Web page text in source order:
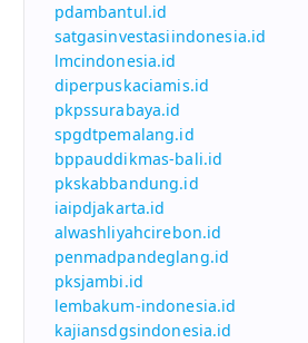
pdambantul.id
satgasinvestasiindonesia.id
lmcindonesia.id
diperpuskaciamis.id
pkpssurabaya.id
spgdtpemalang.id
bppauddikmas-bali.id
pkskabbandung.id
iaipdjakarta.id
alwashliyahcirebon.id
penmadpandeglang.id
pksjambi.id
lembakum-indonesia.id
kajiansdgsindonesia.id